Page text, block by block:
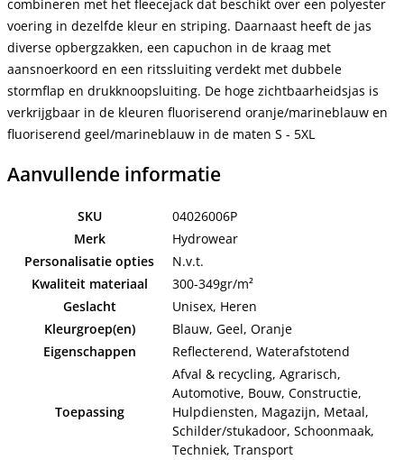
combineren met het fleecejack dat beschikt over een polyester
voering in dezelfde kleur en striping. Daarnaast heeft de jas
diverse opbergzakken, een capuchon in de kraag met
aansnoerkoord en een ritssluiting verdekt met dubbele
stormflap en drukknoopsluiting. De hoge zichtbaarheidsjas is
verkrijgbaar in de kleuren fluoriserend oranje/marineblauw en
fluoriserend geel/marineblauw in de maten S - 5XL
Aanvullende informatie
SKU
04026006P
Merk
Hydrowear
Personalisatie opties
N.v.t.
Kwaliteit materiaal
300-349gr/m²
Geslacht
Unisex, Heren
Kleurgroep(en)
Blauw, Geel, Oranje
Eigenschappen
Reflecterend, Waterafstotend
Toepassing
Afval & recycling, Agrarisch,
Automotive, Bouw, Constructie,
Hulpdiensten, Magazijn, Metaal,
Schilder/stukadoor, Schoonmaak,
Techniek, Transport